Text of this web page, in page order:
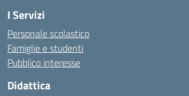
I Servizi
Personale scolastico
Famiglie e studenti
Pubblico interesse
Didattica